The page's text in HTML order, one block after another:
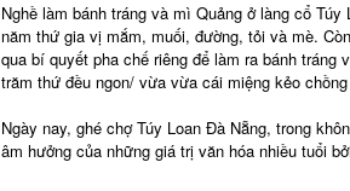
Nghề làm bánh tráng và mì Quảng ở làng cổ
năm thứ gia vị mắm, muối, đường, tỏi và mè.
qua bí quyết pha chế riêng để làm ra bánh tráng
trăm thứ đều ngon/ vừa vừa cái miệng kẻo chồng
Ngày nay, ghé chợ Túy Loan Đà Nẵng, trong
âm hưởng của những giá trị văn hóa nhiều tuổi